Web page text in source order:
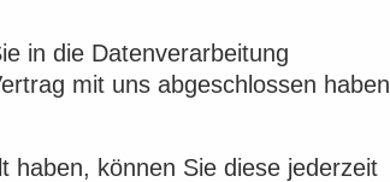
in die Datenverarbeitung
mit uns abgeschlossen haben
haben, können Sie diese jederzeit